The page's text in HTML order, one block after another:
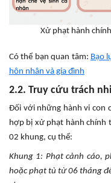
Xử phạt hành
Có thể bạn quan tâm: Bạo
hôn nhân và gia đình
2.2. Truy cứu trách
Đối với những hành vi con
hợp bị xử phạt hành chính
02 khung, cụ thể:
Khung 1: Phạt cảnh cáo,
hoặc phạt tù từ 06 tháng